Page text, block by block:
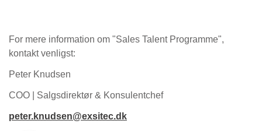
For mere information om "Sales Talent Programme",
kontakt venligst:
Peter Knudsen
COO | Salgsdirektør & Konsulentchef
peter.knudsen@exsitec.dk